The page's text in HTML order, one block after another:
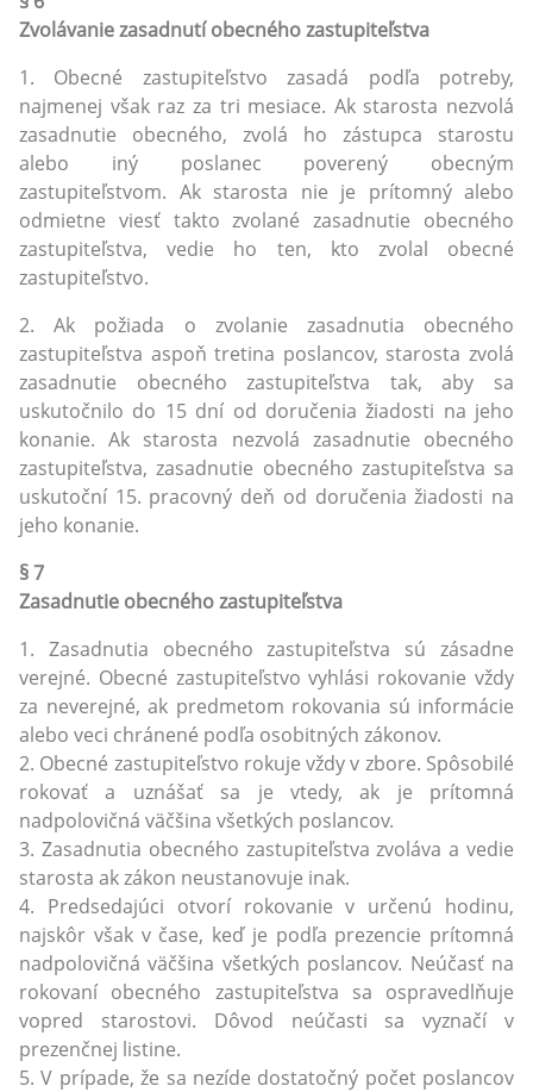
Zvolávanie zasadnutí obecného zastupiteľstva
1. Obecné zastupiteľstvo zasadá podľa potreby,
najmenej však raz za tri mesiace. Ak starosta nezvolá
zasadnutie obecného, zvolá ho zástupca starostu
alebo iný poslanec poverený obecným
zastupiteľstvom. Ak starosta nie je prítomný alebo
odmietne viesť takto zvolané zasadnutie obecného
zastupiteľstva, vedie ho ten, kto zvolal obecné
zastupiteľstvo.
2. Ak požiada o zvolanie zasadnutia obecného
zastupiteľstva aspoň tretina poslancov, starosta zvolá
zasadnutie obecného zastupiteľstva tak, aby sa
uskutočnilo do 15 dní od doručenia žiadosti na jeho
konanie. Ak starosta nezvolá zasadnutie obecného
zastupiteľstva, zasadnutie obecného zastupiteľstva sa
uskutoční 15. pracovný deň od doručenia žiadosti na
jeho konanie.
§ 7
Zasadnutie obecného zastupiteľstva
1. Zasadnutia obecného zastupiteľstva sú zásadne
verejné. Obecné zastupiteľstvo vyhlási rokovanie vždy
za neverejné, ak predmetom rokovania sú informácie
alebo veci chránené podľa osobitných zákonov.
2. Obecné zastupiteľstvo rokuje vždy v zbore. Spôsobilé
rokovať a uznášať sa je vtedy, ak je prítomná
nadpolovičná väčšina všetkých poslancov.
3. Zasadnutia obecného zastupiteľstva zvoláva a vedie
starosta ak zákon neustanovuje inak.
4. Predsedajúci otvorí rokovanie v určenú hodinu,
najskôr však v čase, keď je podľa prezencie prítomná
nadpolovičná väčšina všetkých poslancov. Neúčasť na
rokovaní obecného zastupiteľstva sa ospravedlňuje
vopred starostovi. Dôvod neúčasti sa vyznačí v
prezenčnej listine.
5. V prípade, že sa nezíde dostatočný počet poslancov